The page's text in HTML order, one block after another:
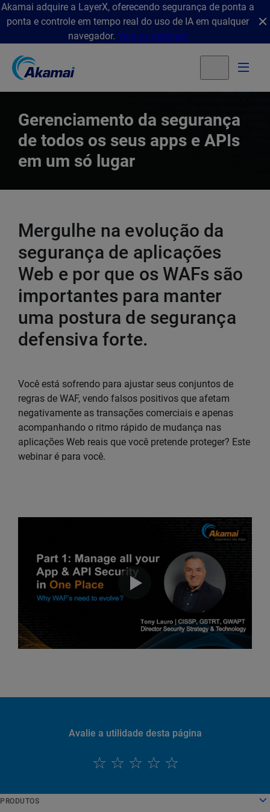
Akamai adquire a LayerX, oferecendo segurança de ponta a
ponta e controle em tempo real do uso de IA em qualquer
navegador. Veja os detalhes
Gerenciamento da segurança
de todos os seus apps e APIs
em um só lugar
Mergulhe na evolução da
segurança de aplicações
Web e por que os WAFs são
importantes para manter
uma postura de segurança
defensiva forte.
Você está sofrendo para ajustar seus conjuntos de
regras de WAF, vendo falsos positivos que afetam
negativamente as transações comerciais e apenas
acompanhando o ritmo rápido de mudança nas
aplicações Web reais que você pretende proteger? Este
webinar é para você.
Avalie a utilidade desta página
PRODUTOS
English